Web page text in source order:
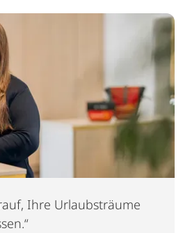
Ihre Urlaubsträume